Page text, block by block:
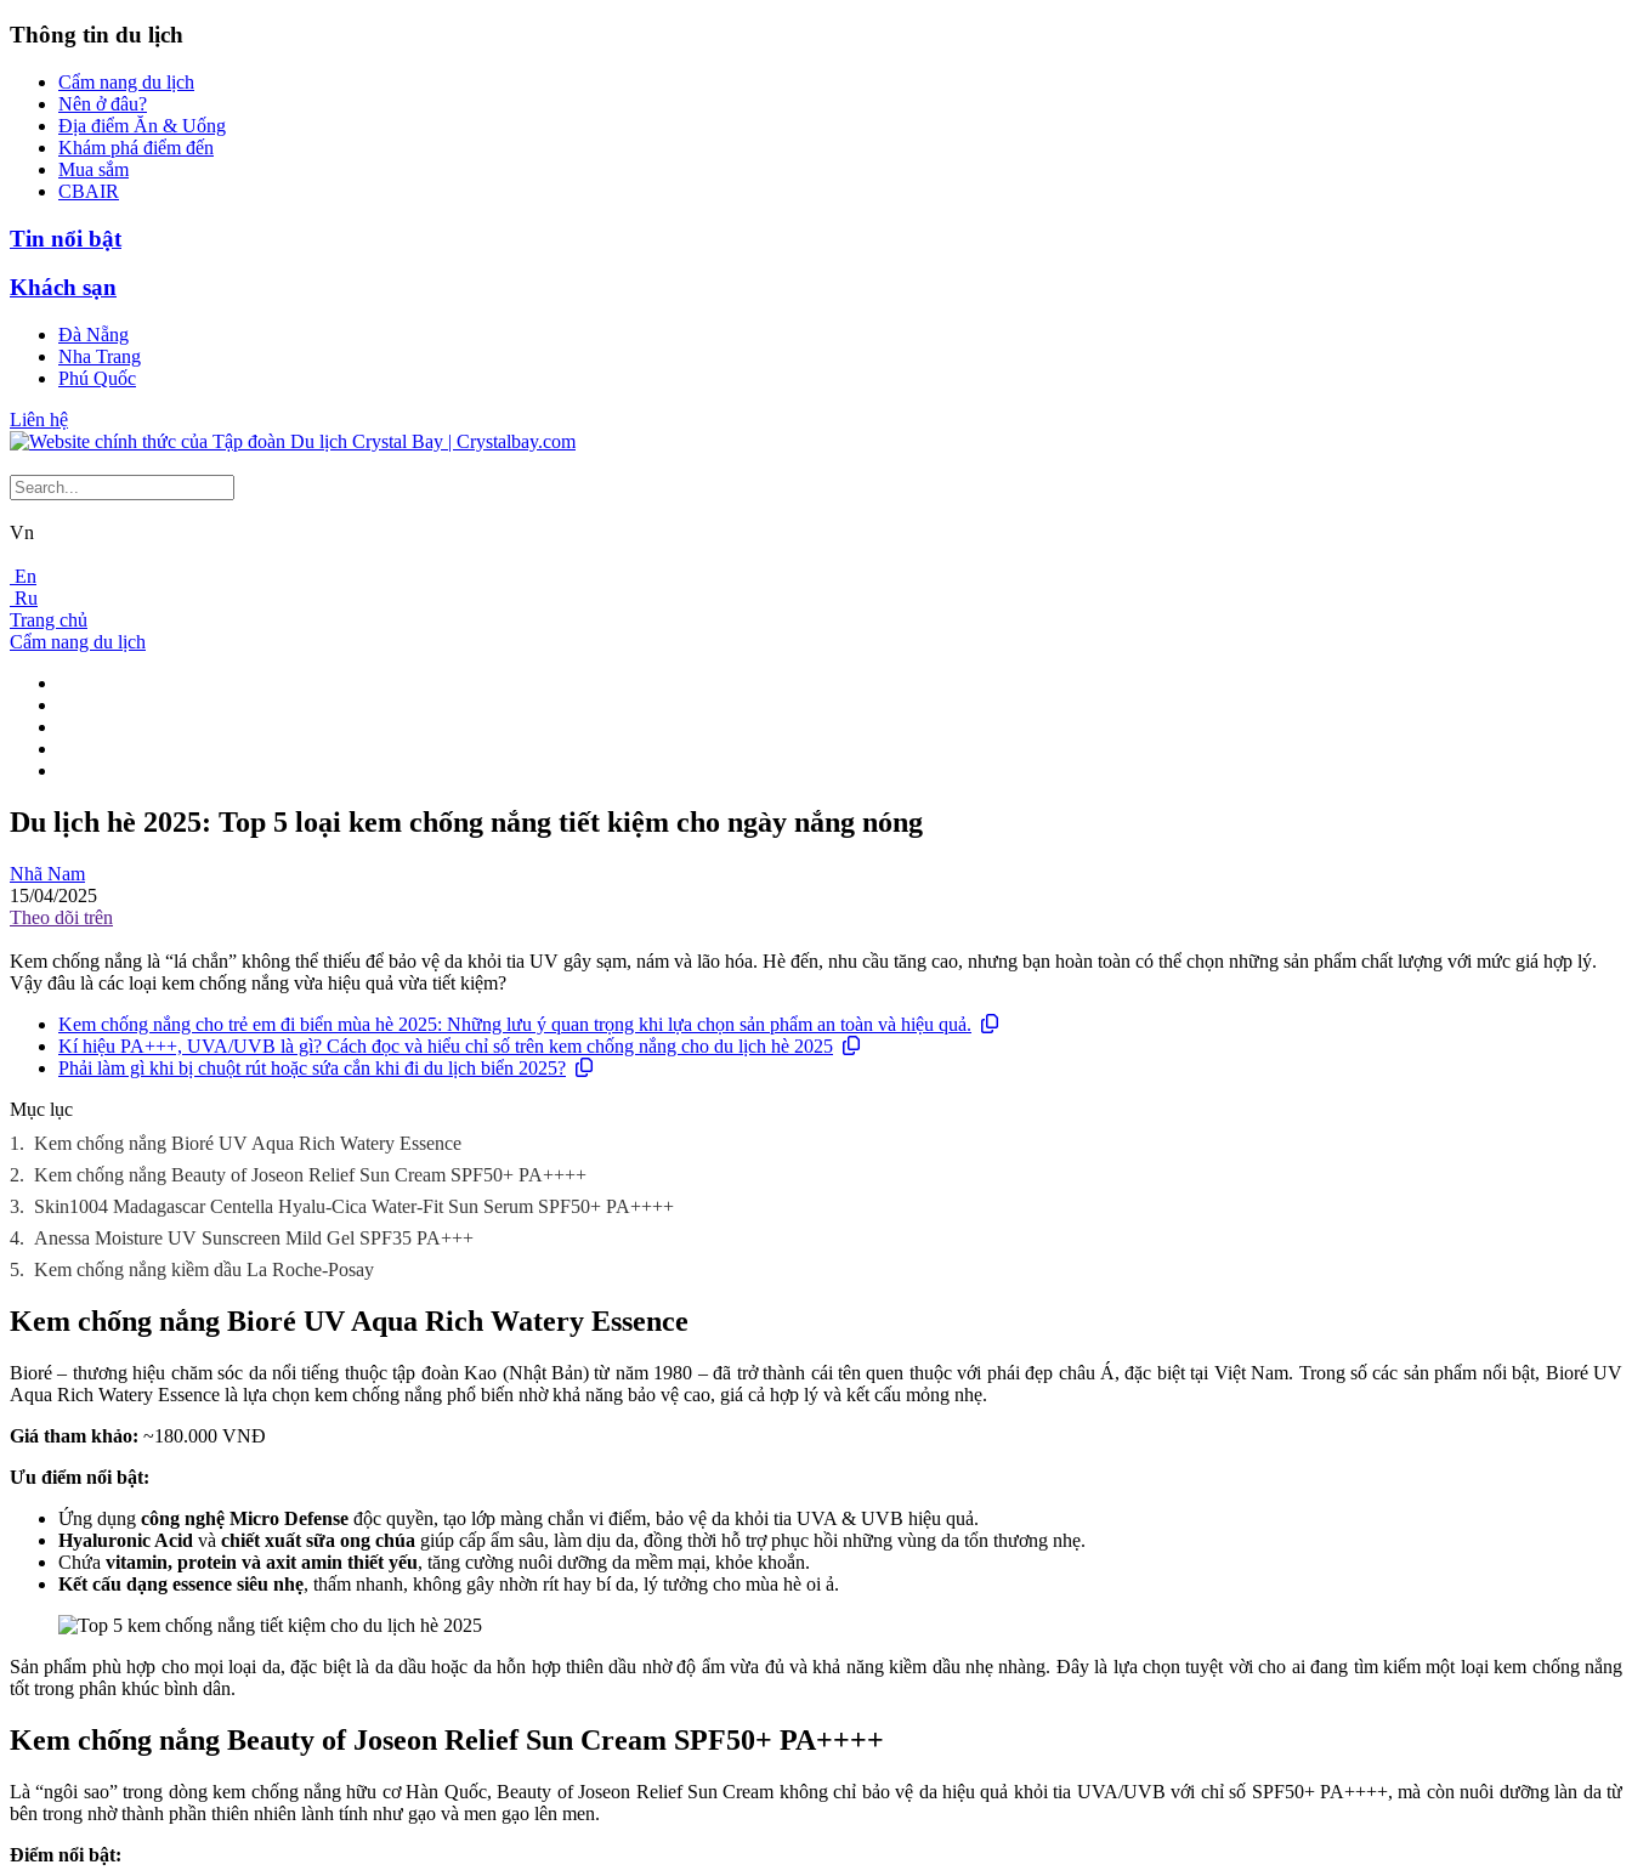
Thông tin du lịch
Cẩm nang du lịch
Nên ở đâu?
Địa điểm Ăn & Uống
Khám phá điểm đến
Mua sắm
CBAIR
Tin nổi bật
Khách sạn
Đà Nẵng
Nha Trang
Phú Quốc
Liên hệ
Vn
En
Ru
Trang chủ
Cẩm nang du lịch
Du lịch hè 2025: Top 5 loại kem chống nắng tiết kiệm cho ngày nắng nóng
Nhã Nam
15/04/2025
Theo dõi trên
Kem chống nắng là “lá chắn” không thể thiếu để bảo vệ da khỏi tia UV gây sạm, nám và lão hóa. Hè đến, nhu cầu tăng cao, nhưng bạn hoàn toàn có thể chọn những sản phẩm chất lượng với mức giá hợp lý.
Vậy đâu là các loại kem chống nắng vừa hiệu quả vừa tiết kiệm?
Kem chống nắng cho trẻ em đi biển mùa hè 2025: Những lưu ý quan trọng khi lựa chọn sản phẩm an toàn và hiệu quả.
Kí hiệu PA+++, UVA/UVB là gì? Cách đọc và hiểu chỉ số trên kem chống nắng cho du lịch hè 2025
Phải làm gì khi bị chuột rút hoặc sứa cắn khi đi du lịch biển 2025?
Mục lục
1. Kem chống nắng Bioré UV Aqua Rich Watery Essence
2. Kem chống nắng Beauty of Joseon Relief Sun Cream SPF50+ PA++++
3. Skin1004 Madagascar Centella Hyalu-Cica Water-Fit Sun Serum SPF50+ PA++++
4. Anessa Moisture UV Sunscreen Mild Gel SPF35 PA+++
5. Kem chống nắng kiềm dầu La Roche-Posay
Kem chống nắng Bioré UV Aqua Rich Watery Essence
Bioré – thương hiệu chăm sóc da nổi tiếng thuộc tập đoàn Kao (Nhật Bản) từ năm 1980 – đã trở thành cái tên quen thuộc với phái đẹp châu Á, đặc biệt tại Việt Nam. Trong số các sản phẩm nổi bật, Bioré UV
Aqua Rich Watery Essence là lựa chọn kem chống nắng phổ biến nhờ khả năng bảo vệ cao, giá cả hợp lý và kết cấu mỏng nhẹ.
Giá tham khảo: ~180.000 VNĐ
Ưu điểm nổi bật:
Ứng dụng công nghệ Micro Defense độc quyền, tạo lớp màng chắn vi điểm, bảo vệ da khỏi tia UVA & UVB hiệu quả.
Hyaluronic Acid và chiết xuất sữa ong chúa giúp cấp ẩm sâu, làm dịu da, đồng thời hỗ trợ phục hồi những vùng da tổn thương nhẹ.
Chứa vitamin, protein và axit amin thiết yếu, tăng cường nuôi dưỡng da mềm mại, khỏe khoắn.
Kết cấu dạng essence siêu nhẹ, thấm nhanh, không gây nhờn rít hay bí da, lý tưởng cho mùa hè oi ả.
Sản phẩm phù hợp cho mọi loại da, đặc biệt là da dầu hoặc da hỗn hợp thiên dầu nhờ độ ẩm vừa đủ và khả năng kiềm dầu nhẹ nhàng. Đây là lựa chọn tuyệt vời cho ai đang tìm kiếm một loại kem chống nắng
tốt trong phân khúc bình dân.
Kem chống nắng Beauty of Joseon Relief Sun Cream SPF50+ PA++++
Là “ngôi sao” trong dòng kem chống nắng hữu cơ Hàn Quốc, Beauty of Joseon Relief Sun Cream không chỉ bảo vệ da hiệu quả khỏi tia UVA/UVB với chỉ số SPF50+ PA++++, mà còn nuôi dưỡng làn da từ
bên trong nhờ thành phần thiên nhiên lành tính như gạo và men gạo lên men.
Điểm nổi bật: